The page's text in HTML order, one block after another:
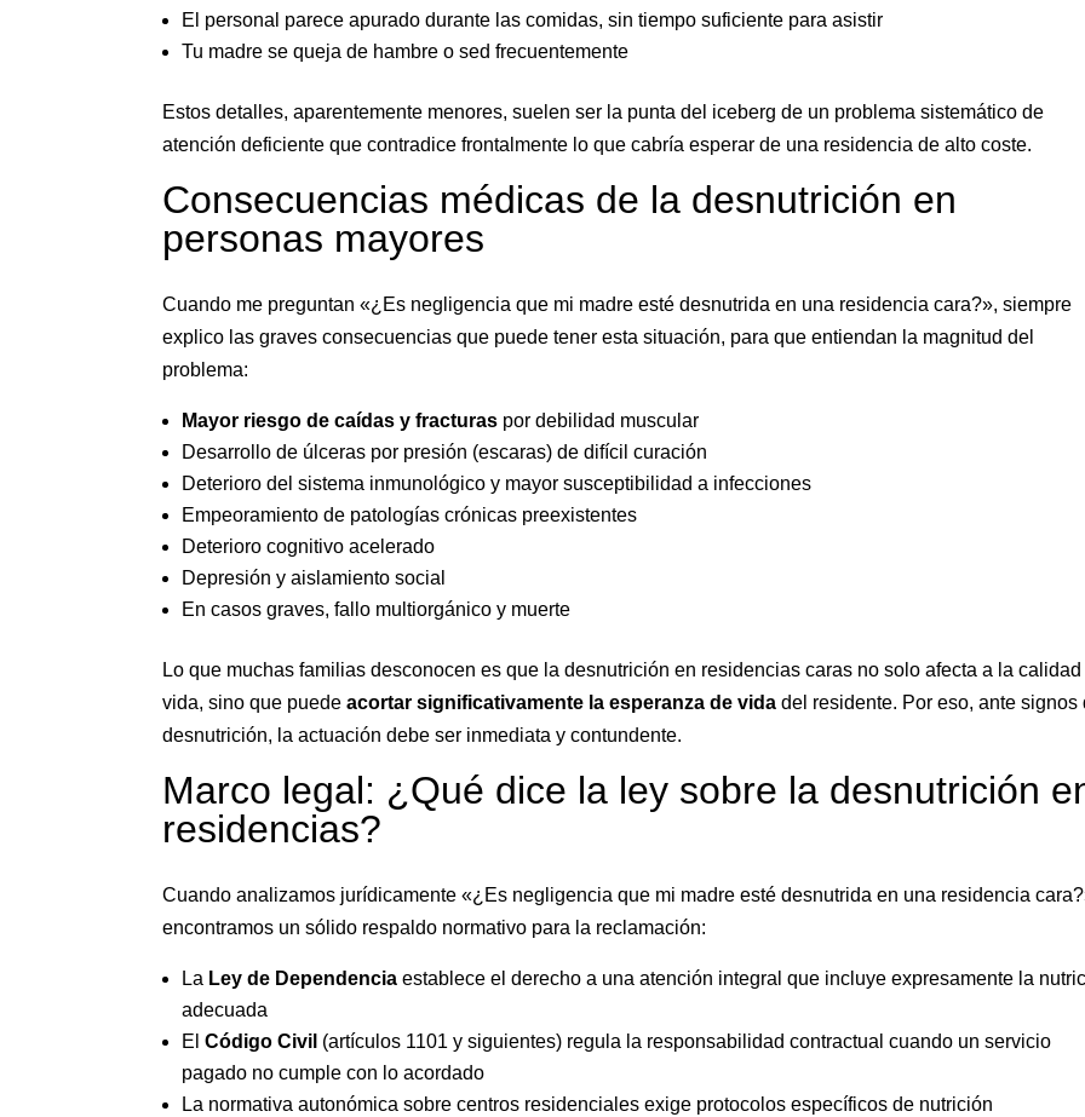
El personal parece apurado durante las comidas, sin tiempo suficiente para asistir
Tu madre se queja de hambre o sed frecuentemente
Estos detalles, aparentemente menores, suelen ser la punta del iceberg de un problema sistemático de
atención deficiente que contradice frontalmente lo que cabría esperar de una residencia de alto coste.
Consecuencias médicas de la desnutrición en
personas mayores
Cuando me preguntan «¿Es negligencia que mi madre esté desnutrida en una residencia cara?», siempre
explico las graves consecuencias que puede tener esta situación, para que entiendan la magnitud del
problema:
Mayor riesgo de caídas y fracturas por debilidad muscular
Desarrollo de úlceras por presión (escaras) de difícil curación
Deterioro del sistema inmunológico y mayor susceptibilidad a infecciones
Empeoramiento de patologías crónicas preexistentes
Deterioro cognitivo acelerado
Depresión y aislamiento social
En casos graves, fallo multiorgánico y muerte
Lo que muchas familias desconocen es que la desnutrición en residencias caras no solo afecta a la
vida, sino que puedeacortar significativamente la esperanza de vida del residente. Por eso, ante signos
desnutrición, la actuación debe ser inmediata y contundente.
Marco legal: ¿Qué dice la ley sobre la desnutrición
residencias?
Cuando analizamos jurídicamente «¿Es negligencia que mi madre esté desnutrida en una residencia
encontramos un sólido respaldo normativo para la reclamación:
La Ley de Dependencia establece el derecho a una atención integral que incluye expresamente la
adecuada
ElCódigo Civil (artículos 1101 y siguientes) regula la responsabilidad contractual cuando un servicio
pagado no cumple con lo acordado
La normativa autonómica sobre centros residenciales exige protocolos específicos de nutrición